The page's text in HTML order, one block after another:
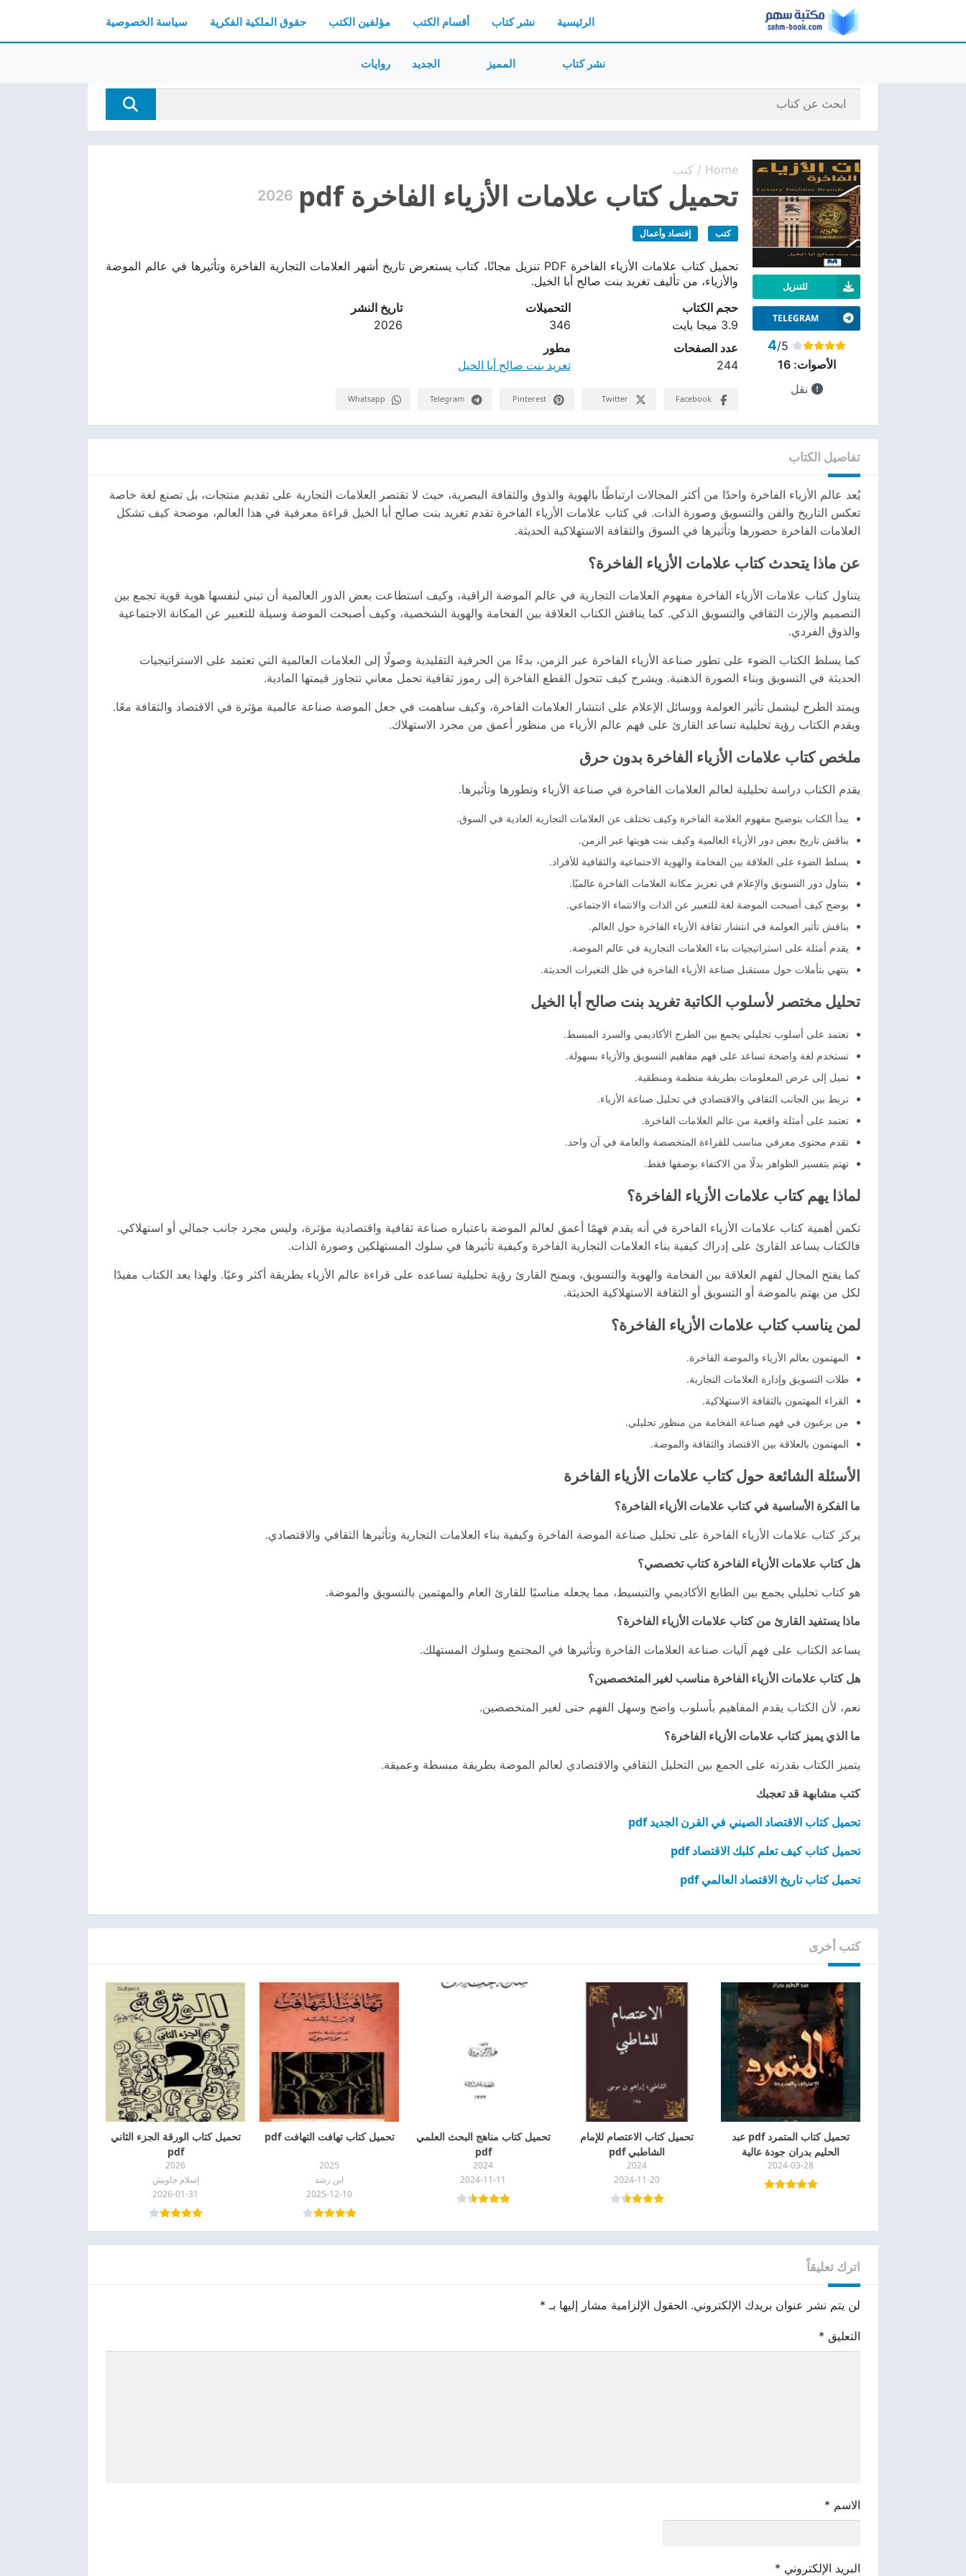
الرئيسية نشر كتاب أقسام الكتب مؤلفين الكتب حقوق الملكية الفكرية سياسة الخصوصية
نشر كتاب المميز الجديد روايات
Home
/ كتب
تحميل كتاب علامات الأزياء الفاخرة pdf 2026
كتب إقتصاد وأعمال
تحميل كتاب علامات الأزياء الفاخرة PDF تنزيل مجانًا، كتاب يستعرض تاريخ أشهر العلامات التجارية الفاخرة وتأثيرها في عالم الموضة
والأزياء، من تأليف تغريد بنت صالح أبا الخيل.
للتنزيل
TELEGRAM
4/5
الأصوات:16
نقل
حجم الكتاب
3.9 ميجا بايت
التحميلات
346
تاريخ النشر
2026
عدد الصفحات
244
مطور
تغريد بنت صالح أبا الخيل
Facebook
Twitter
Pinterest
Telegram
Whatsapp
تفاصيل الكتاب
يُعد عالم الأزياء الفاخرة واحدًا من أكثر المجالات ارتباطًا بالهوية والذوق والثقافة البصرية، حيث لا تقتصر العلامات التجارية على تقديم منتجات، بل تصنع لغة خاصة
تعكس التاريخ والفن والتسويق وصورة الذات. في كتاب علامات الأزياء الفاخرة تقدم تغريد بنت صالح أبا الخيل قراءة معرفية في هذا العالم، موضحة كيف تشكل
العلامات الفاخرة حضورها وتأثيرها في السوق والثقافة الاستهلاكية الحديثة.
عن ماذا يتحدث كتاب علامات الأزياء الفاخرة؟
يتناول كتاب علامات الأزياء الفاخرة مفهوم العلامات التجارية في عالم الموضة الراقية، وكيف استطاعت بعض الدور العالمية أن تبني لنفسها هوية قوية تجمع بين
التصميم والإرث الثقافي والتسويق الذكي. كما يناقش الكتاب العلاقة بين الفخامة والهوية الشخصية، وكيف أصبحت الموضة وسيلة للتعبير عن المكانة الاجتماعية
والذوق الفردي.
كما يسلط الكتاب الضوء على تطور صناعة الأزياء الفاخرة عبر الزمن، بدءًا من الحرفية التقليدية وصولًا إلى العلامات العالمية التي تعتمد على الاستراتيجيات
الحديثة في التسويق وبناء الصورة الذهنية. ويشرح كيف تتحول القطع الفاخرة إلى رموز ثقافية تحمل معاني تتجاوز قيمتها المادية.
ويمتد الطرح ليشمل تأثير العولمة ووسائل الإعلام على انتشار العلامات الفاخرة، وكيف ساهمت في جعل الموضة صناعة عالمية مؤثرة في الاقتصاد والثقافة معًا.
ويقدم الكتاب رؤية تحليلية تساعد القارئ على فهم عالم الأزياء من منظور أعمق من مجرد الاستهلاك.
ملخص كتاب علامات الأزياء الفاخرة بدون حرق
يقدم الكتاب دراسة تحليلية لعالم العلامات الفاخرة في صناعة الأزياء وتطورها وتأثيرها.
يبدأ الكتاب بتوضيح مفهوم العلامة الفاخرة وكيف تختلف عن العلامات التجارية العادية في السوق.
يناقش تاريخ بعض دور الأزياء العالمية وكيف بنت هويتها عبر الزمن.
يسلط الضوء على العلاقة بين الفخامة والهوية الاجتماعية والثقافية للأفراد.
يتناول دور التسويق والإعلام في تعزيز مكانة العلامات الفاخرة عالميًا.
يوضح كيف أصبحت الموضة لغة للتعبير عن الذات والانتماء الاجتماعي.
يناقش تأثير العولمة في انتشار ثقافة الأزياء الفاخرة حول العالم.
يقدم أمثلة على استراتيجيات بناء العلامات التجارية في عالم الموضة.
ينتهي بتأملات حول مستقبل صناعة الأزياء الفاخرة في ظل التغيرات الحديثة.
تحليل مختصر لأسلوب الكاتبة تغريد بنت صالح أبا الخيل
تعتمد على أسلوب تحليلي يجمع بين الطرح الأكاديمي والسرد المبسط.
تستخدم لغة واضحة تساعد على فهم مفاهيم التسويق والأزياء بسهولة.
تميل إلى عرض المعلومات بطريقة منظمة ومنطقية.
تربط بين الجانب الثقافي والاقتصادي في تحليل صناعة الأزياء.
تعتمد على أمثلة واقعية من عالم العلامات الفاخرة.
تقدم محتوى معرفي مناسب للقراءة المتخصصة والعامة في آن واحد.
تهتم بتفسير الظواهر بدلًا من الاكتفاء بوصفها فقط.
لماذا يهم كتاب علامات الأزياء الفاخرة؟
تكمن أهمية كتاب علامات الأزياء الفاخرة في أنه يقدم فهمًا أعمق لعالم الموضة باعتباره صناعة ثقافية واقتصادية مؤثرة، وليس مجرد جانب جمالي أو استهلاكي.
فالكتاب يساعد القارئ على إدراك كيفية بناء العلامات التجارية الفاخرة وكيفية تأثيرها في سلوك المستهلكين وصورة الذات.
كما يفتح المجال لفهم العلاقة بين الفخامة والهوية والتسويق، ويمنح القارئ رؤية تحليلية تساعده على قراءة عالم الأزياء بطريقة أكثر وعيًا. ولهذا يعد الكتاب مفيدًا
لكل من يهتم بالموضة أو التسويق أو الثقافة الاستهلاكية الحديثة.
لمن يناسب كتاب علامات الأزياء الفاخرة؟
المهتمون بعالم الأزياء والموضة الفاخرة.
طلاب التسويق وإدارة العلامات التجارية.
القراء المهتمون بالثقافة الاستهلاكية.
من يرغبون في فهم صناعة الفخامة من منظور تحليلي.
المهتمون بالعلاقة بين الاقتصاد والثقافة والموضة.
الأسئلة الشائعة حول كتاب علامات الأزياء الفاخرة
ما الفكرة الأساسية في كتاب علامات الأزياء الفاخرة؟
يركز كتاب علامات الأزياء الفاخرة على تحليل صناعة الموضة الفاخرة وكيفية بناء العلامات التجارية وتأثيرها الثقافي والاقتصادي.
هل كتاب علامات الأزياء الفاخرة كتاب تخصصي؟
هو كتاب تحليلي يجمع بين الطابع الأكاديمي والتبسيط، مما يجعله مناسبًا للقارئ العام والمهتمين بالتسويق والموضة.
ماذا يستفيد القارئ من كتاب علامات الأزياء الفاخرة؟
يساعد الكتاب على فهم آليات صناعة العلامات الفاخرة وتأثيرها في المجتمع وسلوك المستهلك.
هل كتاب علامات الأزياء الفاخرة مناسب لغير المتخصصين؟
نعم، لأن الكتاب يقدم المفاهيم بأسلوب واضح وسهل الفهم حتى لغير المتخصصين.
ما الذي يميز كتاب علامات الأزياء الفاخرة؟
يتميز الكتاب بقدرته على الجمع بين التحليل الثقافي والاقتصادي لعالم الموضة بطريقة مبسطة وعميقة.
كتب مشابهة قد تعجبك
تحميل كتاب الاقتصاد الصيني في القرن الجديد pdf
تحميل كتاب كيف تعلم كلبك الاقتصاد pdf
تحميل كتاب تاريخ الاقتصاد العالمي pdf
كتب أخرى
تحميل كتاب المتمرد pdf عبد
الحليم بدران جودة عالية
2024-03-28
تحميل كتاب الاعتصام للإمام
الشاطبي pdf
2024
2024-11-20
تحميل كتاب مناهج البحث العلمي
pdf
2024
2024-11-11
تحميل كتاب تهافت التهافت pdf
2025
ابن رشد
2025-12-10
تحميل كتاب الورقة الجزء الثاني
pdf
2026
إسلام جاويش
2026-01-31
اترك تعليقاً
لن يتم نشر عنوان بريدك الإلكتروني. الحقول الإلزامية مشار إليها بـ *
التعليق *
الاسم *
البريد الإلكتروني *